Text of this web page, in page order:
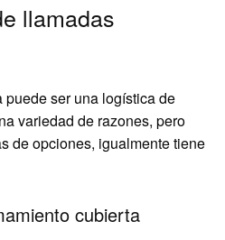
llamadas
ser una logística de
variedad de razones, pero
de opciones, igualmente tiene
cubierta